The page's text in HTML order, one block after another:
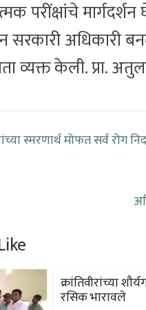
परींक्षांचे
सरकारी अधिकारी
व्यक्त केली. प्रा.
स्मरणार्थ मोफत सर्व रोग
क्रांतिवीरांच्या
रसिक भारावले